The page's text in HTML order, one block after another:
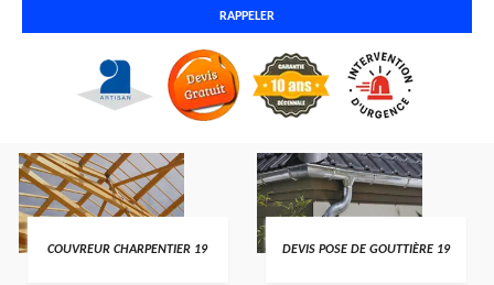
COUVREUR CHARPENTIER 19 DEVIS POSE DE GOUTTIÈRE 19